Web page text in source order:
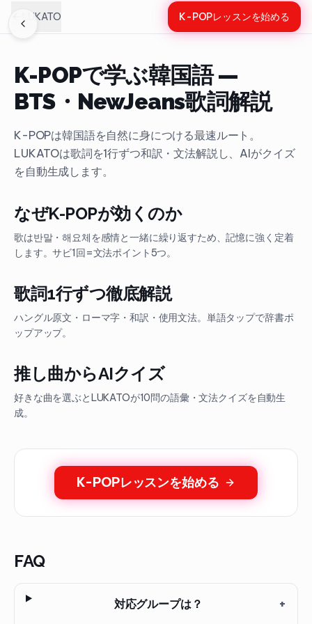
LUKATO K-POPレッスンを始める
K-POPで学ぶ韓国語 —
BTS・NewJeans歌詞解説
K-POPは韓国語を自然に身につける最速ルート。
LUKATOは歌詞を1行ずつ和訳・文法解説し、AIがクイズ
を自動生成します。
なぜK-POPが効くのか
歌は반말・해요체を感情と一緒に繰り返すため、記憶に強く定着
します。サビ1回=文法ポイント5つ。
歌詞1行ずつ徹底解説
ハングル原文・ローマ字・和訳・使用文法。単語タップで辞書ポ
ップアップ。
推し曲からAIクイズ
好きな曲を選ぶとLUKATOが10問の語彙・文法クイズを自動生
成。
K-POPレッスンを始める
FAQ
対応グループは？ +